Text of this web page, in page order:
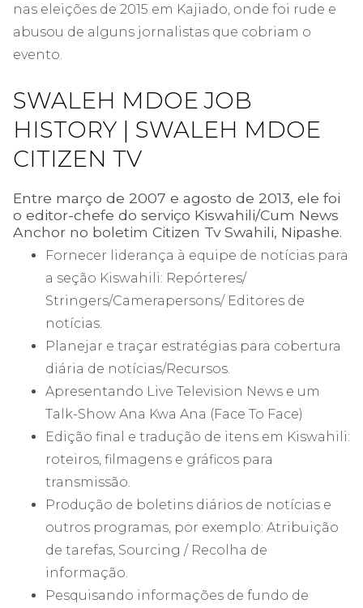
nas eleições de 2015 em Kajiado, onde foi rude e
abusou de alguns jornalistas que cobriam o
evento.
SWALEH MDOE JOB
HISTORY | SWALEH MDOE
CITIZEN TV
Entre março de 2007 e agosto de 2013, ele foi
o editor-chefe do serviço Kiswahili/Cum News
Anchor no boletim Citizen Tv Swahili, Nipashe.
Fornecer liderança à equipe de notícias para
a seção Kiswahili: Repórteres/
Stringers/Camerapersons/ Editores de
notícias.
Planejar e traçar estratégias para cobertura
diária de notícias/Recursos.
Apresentando Live Television News e um
Talk-Show Ana Kwa Ana (Face To Face)
Edição final e tradução de itens em Kiswahili:
roteiros, filmagens e gráficos para
transmissão.
Produção de boletins diários de notícias e
outros programas, por exemplo: Atribuição
de tarefas, Sourcing / Recolha de
informação.
Pesquisando informações de fundo de